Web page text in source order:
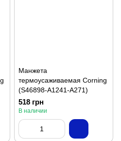
Манжета
термоусаживаемая Corning
(S46898-A1241-A271)
518 грн
В наличии